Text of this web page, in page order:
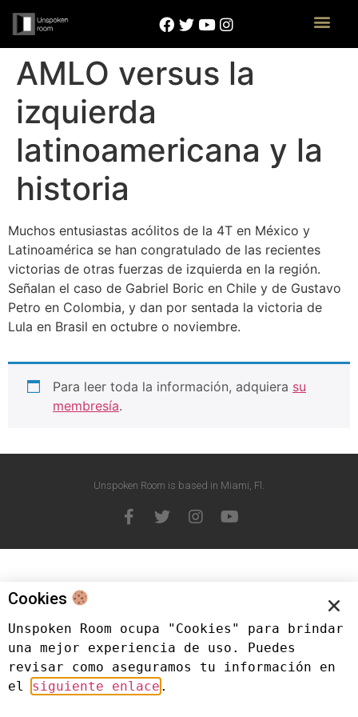
AMLO versus la
izquierda
latinoamericana y la
historia
Muchos entusiastas acólitos de la 4T en México y
Latinoamérica se han congratulado de las recientes
victorias de otras fuerzas de izquierda en la región.
Señalan el caso de Gabriel Boric en Chile y de Gustavo
Petro en Colombia, y dan por sentada la victoria de
Lula en Brasil en octubre o noviembre.
Para leer toda la información, adquiera su
membresía.
Unspoken Room is based in Miami, Fl.
Cookies
Unspoken Room ocupa "Cookies" para brindar
una mejor experiencia de uso. Puedes
revisar como aseguramos tu información en
el siguiente enlace .